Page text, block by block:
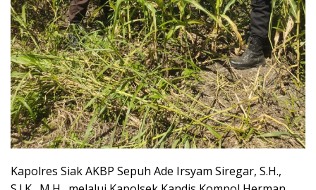
Kapolres Siak AKBP Sepuh Ade Irsyam Siregar, S.H.,